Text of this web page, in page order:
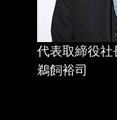
代表取締役社
鵜飼裕司